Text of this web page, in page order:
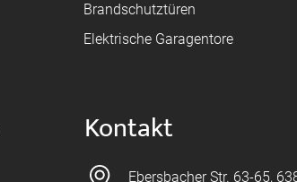
Brandschutztüren
Elektrische Garagentore
Kontakt
Ebersbacher Str. 63-65,